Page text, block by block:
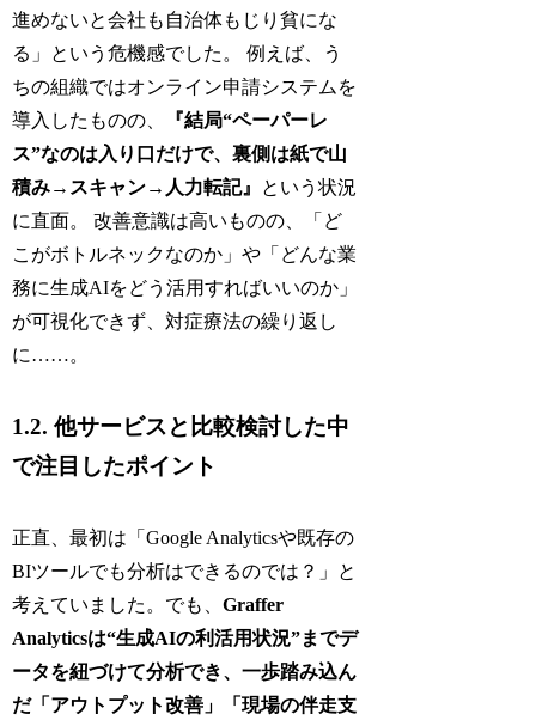
進めないと会社も自治体もじり貧にな
る」という危機感でした。 例えば、う
ちの組織ではオンライン申請システムを
導入したものの、
『結局“ペーパーレ
ス”なのは入り口だけで、裏側は紙で山
積み→スキャン→人力転記』
という状況
に直面。 改善意識は高いものの、「ど
こがボトルネックなのか」や「どんな業
務に生成AIをどう活用すればいいのか」
が可視化できず、対症療法の繰り返し
に……。
1.2. 他サービスと比較検討した中
で注目したポイント
正直、最初は「Google Analyticsや既存の
BIツールでも分析はできるのでは？」と
考えていました。でも、Graffer
Analyticsは“生成AIの利活用状況”までデ
ータを紐づけて分析でき、一歩踏み込ん
だ「アウトプット改善」「現場の伴走支